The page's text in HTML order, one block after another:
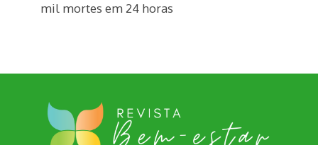
mil mortes em 24 horas